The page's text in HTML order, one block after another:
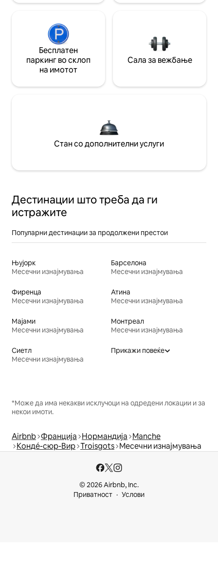
Бесплатен
паркинг во склоп
на имотот
Сала за вежбање
Стан со дополнителни услуги
Дестинации што треба да ги
истражите
Популарни дестинации за продолжени престои
Њујорк
Месечни изнајмувања
Барселона
Месечни изнајмувања
Фиренца
Месечни изнајмувања
Атина
Месечни изнајмувања
Мајами
Месечни изнајмувања
Монтреал
Месечни изнајмувања
Сиетл
Месечни изнајмувања
Прикажи повеќе
*Може да има некакви исклучоци на одредени локации и за
некои имоти.
Airbnb Франција Нормандија Manche
Кондé-сюр-Вир Troisgots Месечни изнајмувања
© 2026 Airbnb, Inc.
Приватност
Услови